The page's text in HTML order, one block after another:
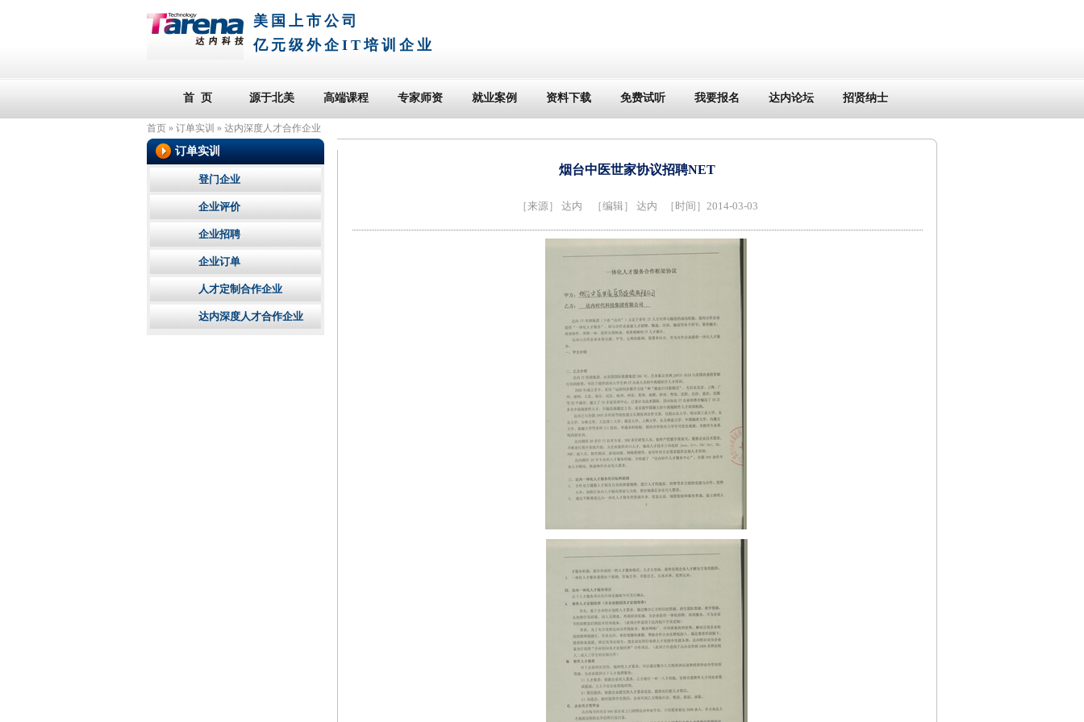
美国上市公司
亿元级外企IT培训企业
首 页 源于北美 高端课程 专家师资 就业案例 资料下载 免费试听 我要报名 达内论坛 招贤纳士
首页 » 订单实训 » 达内深度人才合作企业
烟台中医世家协议招聘NET
［来源］ 达内 ［编辑］ 达内 ［时间］2014-03-03
订单实训
登门企业
企业评价
企业招聘
企业订单
人才定制合作企业
达内深度人才合作企业